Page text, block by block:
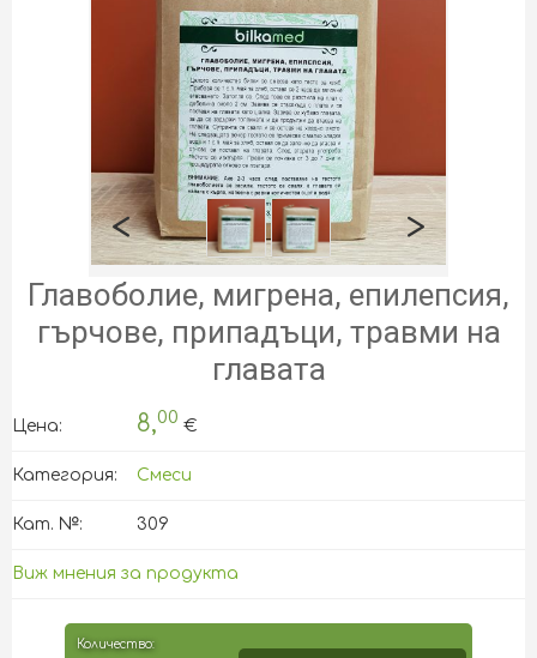
< >
Главоболие, мигрена, епилепсия,
гърчове, припадъци, травми на
главата
Цена: 8,00 €
Категория: Смеси
Кат. №: 309
Виж мнения за продукта
Количество: